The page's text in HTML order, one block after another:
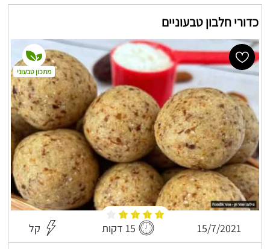
כדורי חלבון טבעוניים
15/7/2021 15 דקות קל
מתכון טבעוני